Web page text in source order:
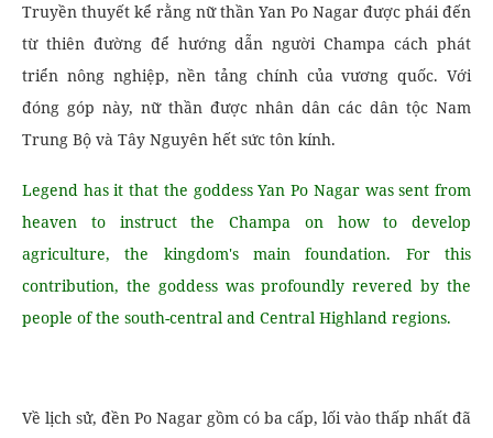
Truyền thuyết kể rằng nữ thần Yan Po Nagar được phái đến
từ thiên đường để hướng dẫn người Champa cách phát
triển nông nghiệp, nền tảng chính của vương quốc. Với
đóng góp này, nữ thần được nhân dân các dân tộc Nam
Trung Bộ và Tây Nguyên hết sức tôn kính.
Legend has it that the goddess Yan Po Nagar was sent from
heaven to instruct the Champa on how to develop
agriculture, the kingdom's main foundation. For this
contribution, the goddess was profoundly revered by the
people of the south-central and Central Highland regions.
Về lịch sử, đền Po Nagar gồm có ba cấp, lối vào thấp nhất đã